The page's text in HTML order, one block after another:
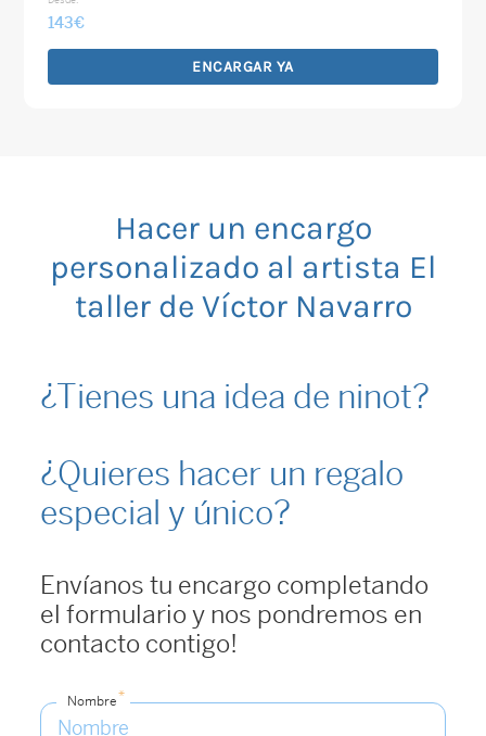
143€
ENCARGAR YA
Hacer un encargo
personalizado al artista El
taller de Víctor Navarro
¿Tienes una idea de ninot?
¿Quieres hacer un regalo
especial y único?
Envíanos tu encargo completando
el formulario y nos pondremos en
contacto contigo!
Nombre*